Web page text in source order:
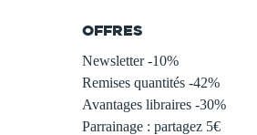
OFFRES
Newsletter -10%
Remises quantités -42%
Avantages libraires -30%
Parrainage : partagez 5€